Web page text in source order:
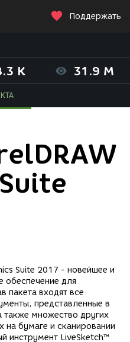
Поддержать
K 31.9 M
Suite 2017 - новейшее и
обеспечение для
пакета входят все
представленные в
также множество других
на бумаге и сканировании
инструмент LiveSketch™